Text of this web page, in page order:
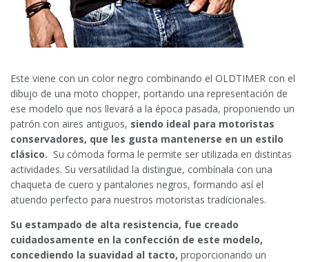
Este viene con un color negro combinando el OLDTIMER con el
dibujo de una moto chopper, portando una representación de
ese modelo que nos llevará a la época pasada, proponiendo un
patrón con aires antiguos, siendo ideal para motoristas
conservadores, que les gusta mantenerse en un estilo
clásico. Su cómoda forma le permite ser utilizada en distintas
actividades. Su versatilidad la distingue, combínala con una
chaqueta de cuero y pantalones negros, formando así el
atuendo perfecto para nuestros motoristas tradicionales.
Su estampado de alta resistencia, fue creado
cuidadosamente en la confección de este modelo,
concediendo la suavidad al tacto, proporcionando un